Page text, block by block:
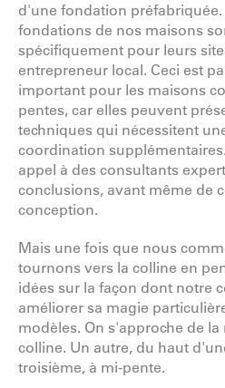
d'une fondation préfabriquée.
fondations de nos maisons
spécifiquement pour leurs
entrepreneur local. Ceci est
important pour les maisons
pentes, car elles peuvent
techniques qui nécessitent
coordination
appel à des consultants
conclusions, avant même de
conception.
Mais une fois que nous
tournons vers la colline en
idées sur la façon dont notre
améliorer sa magie
modèles. On s'approche de
colline. Un autre, du haut
troisième, à mi-pente.